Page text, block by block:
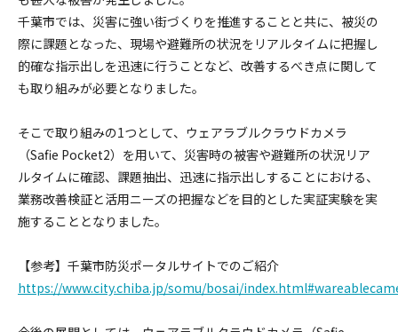
千葉市では、災害に強い街づくりを推進することと共に、被災の
際に課題となった、現場や避難所の状況をリアルタイムに把握し
的確な指示出しを迅速に行うことなど、改善するべき点に関して
も取り組みが必要となりました。
そこで取り組みの1つとして、ウェアラブルクラウドカメラ
（Safie Pocket2）を用いて、災害時の被害や避難所の状況リア
ルタイムに確認、課題抽出、迅速に指示出しすることにおける、
業務改善検証と活用ニーズの把握などを目的とした実証実験を実
施することとなりました。
【参考】千葉市防災ポータルサイトでのご紹介
https://www.city.chiba.jp/somu/bosai/